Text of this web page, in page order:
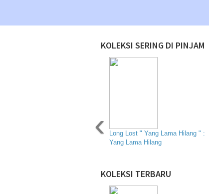
KOLEKSI SERING DI PINJAM
Long Lost " Yang Lama Hilang " :
Yang Lama Hilang
‹
KOLEKSI TERBARU